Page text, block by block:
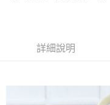
２．便利：只要手機號碼，
１．於結帳方式選擇「
結帳頁面，進行簡訊認證並
詳細說明